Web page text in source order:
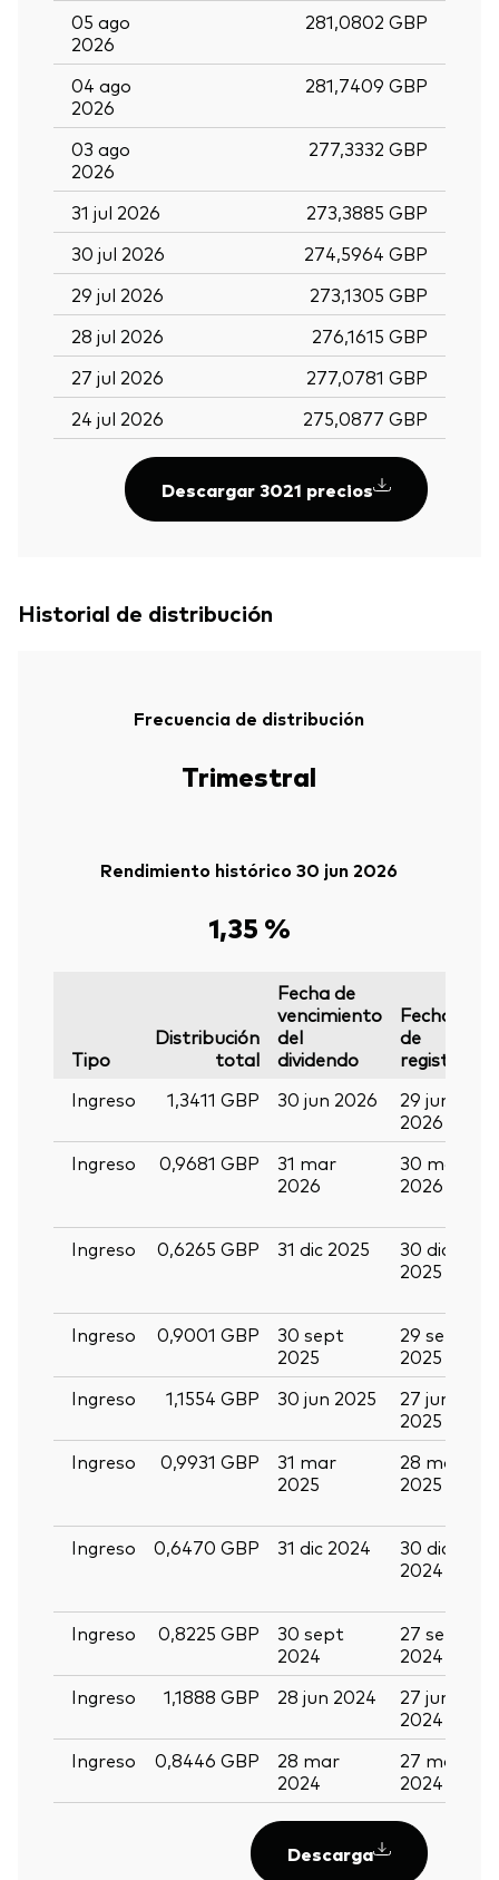
05 ago
2026
281,0802 GBP
04 ago
2026
281,7409 GBP
03 ago
2026
277,3332 GBP
31 jul 2026
273,3885 GBP
30 jul 2026
274,5964 GBP
29 jul 2026
273,1305 GBP
28 jul 2026
276,1615 GBP
27 jul 2026
277,0781 GBP
24 jul 2026
275,0877 GBP
Descargar 3021 precios
Historial de distribución
Frecuencia de distribución
Trimestral
Rendimiento histórico 30 jun 2026
1,35 %
Tipo
Distribución
total
Fecha de
vencimiento
del
dividendo
Fecha
de
registro
Ingreso
1,3411 GBP 30 jun 2026
29 jun
2026
Ingreso
0,9681 GBP
31 mar
2026
30 mar
2026
Ingreso
0,6265 GBP 31 dic 2025
30 dic
2025
Ingreso
0,9001 GBP
30 sept
2025
29 sept
2025
Ingreso
1,1554 GBP 30 jun 2025
27 jun
2025
Ingreso
0,9931 GBP
31 mar
2025
28 mar
2025
Ingreso
0,6470 GBP 31 dic 2024
30 dic
2024
Ingreso
0,8225 GBP
30 sept
2024
27 sept
2024
Ingreso
1,1888 GBP 28 jun 2024
27 jun
2024
Ingreso
0,8446 GBP
28 mar
2024
27 mar
2024
Descarga